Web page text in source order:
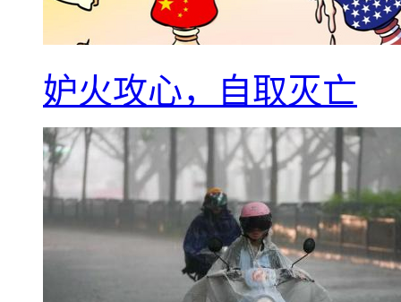
妒火攻心，自取灭亡